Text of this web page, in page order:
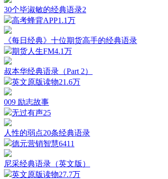
30个毕淑敏的经典语录2
高考蜂背APP1.1万
《每日经典》十位期货高手的经典语录
期货人生FM4.1万
叔本华经典语录（Part 2）
英文原版读物21.6万
009 励志故事
无过有声25
人性的弱点20条经典语录
德元营销智慧6411
尼采经典语录（英文版）
英文原版读物27.7万